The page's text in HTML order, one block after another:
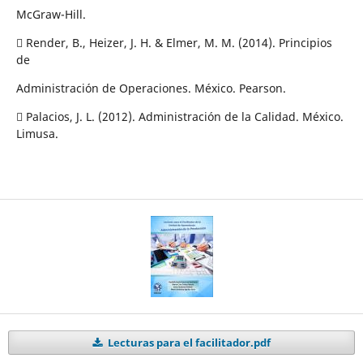
McGraw-Hill.
 Render, B., Heizer, J. H. & Elmer, M. M. (2014). Principios
de
Administración de Operaciones. México. Pearson.
 Palacios, J. L. (2012). Administración de la Calidad. México.
Limusa.
Lecturas para el facilitador.pdf